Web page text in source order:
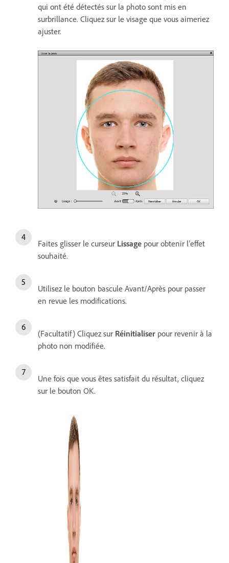
qui ont été détectés sur la photo sont mis en
surbrillance. Cliquez sur le visage que vous aimeriez
ajuster.
Faites glisser le curseur Lissage pour obtenir l’effet
souhaité.
Utilisez le bouton bascule Avant/Après pour passer
en revue les modifications.
(Facultatif) Cliquez sur Réinitialiser pour revenir à la
photo non modifiée.
Une fois que vous êtes satisfait du résultat, cliquez
sur le bouton OK.